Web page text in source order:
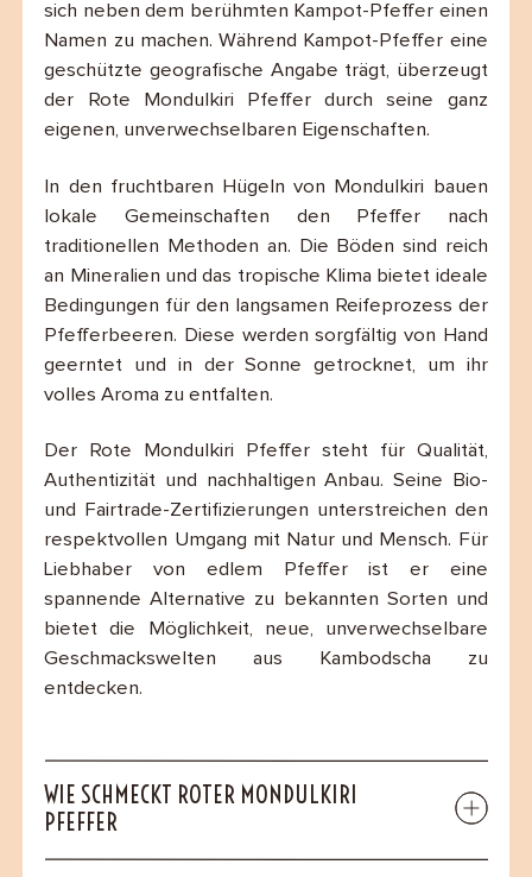
sich neben dem berühmten Kampot-Pfeffer einen
Namen zu machen. Während Kampot-Pfeffer eine
geschützte geografische Angabe trägt, überzeugt
der Rote Mondulkiri Pfeffer durch seine ganz
eigenen, unverwechselbaren Eigenschaften.
In den fruchtbaren Hügeln von Mondulkiri bauen
lokale Gemeinschaften den Pfeffer nach
traditionellen Methoden an. Die Böden sind reich
an Mineralien und das tropische Klima bietet ideale
Bedingungen für den langsamen Reifeprozess der
Pfefferbeeren. Diese werden sorgfältig von Hand
geerntet und in der Sonne getrocknet, um ihr
volles Aroma zu entfalten.
Der Rote Mondulkiri Pfeffer steht für Qualität,
Authentizität und nachhaltigen Anbau. Seine Bio-
und Fairtrade-Zertifizierungen unterstreichen den
respektvollen Umgang mit Natur und Mensch. Für
Liebhaber von edlem Pfeffer ist er eine
spannende Alternative zu bekannten Sorten und
bietet die Möglichkeit, neue, unverwechselbare
Geschmackswelten aus Kambodscha zu
entdecken.
WIE SCHMECKT ROTER MONDULKIRI
PFEFFER